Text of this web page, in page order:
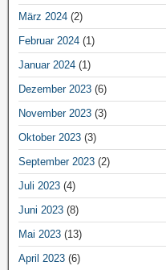
März 2024 (2)
Februar 2024 (1)
Januar 2024 (1)
Dezember 2023 (6)
November 2023 (3)
Oktober 2023 (3)
September 2023 (2)
Juli 2023 (4)
Juni 2023 (8)
Mai 2023 (13)
April 2023 (6)